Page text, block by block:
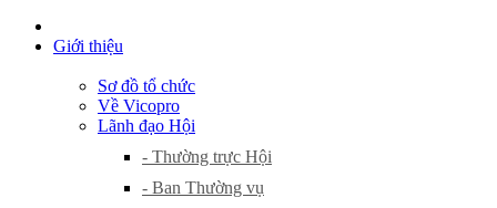
Giới thiệu
Sơ đồ tổ chức
Về Vicopro
Lãnh đạo Hội
- Thường trực Hội
- Ban Thường vụ